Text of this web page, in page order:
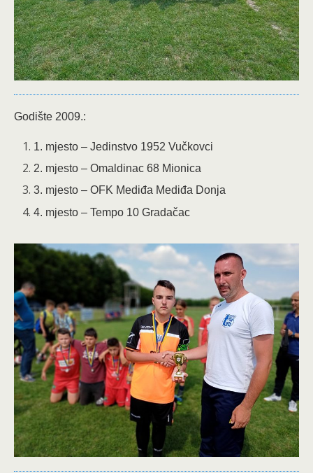
Godište 2009.:
1. mjesto – Jedinstvo 1952 Vučkovci
2. mjesto – Omaldinac 68 Mionica
3. mjesto – OFK Mediđa Mediđa Donja
4. mjesto – Tempo 10 Gradačac